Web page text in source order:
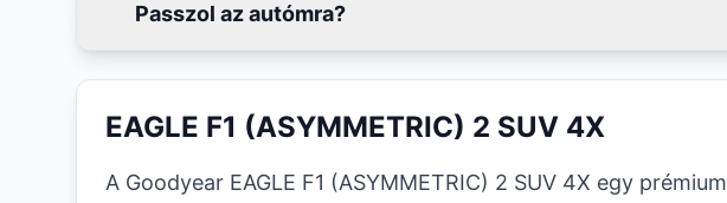
Passzol az autómra?
EAGLE F1 (ASYMMETRIC) 2 SUV 4X
A Goodyear EAGLE F1 (ASYMMETRIC) 2 SUV 4X egy prémium